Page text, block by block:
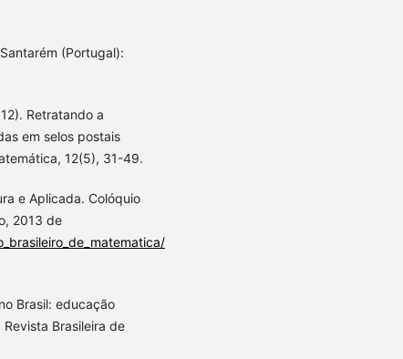
(Portugal):
Retratando a
em selos postais
12(5), 31-49.
e Aplicada. Colóquio
2013 de
Brasil: educação
Brasileira de